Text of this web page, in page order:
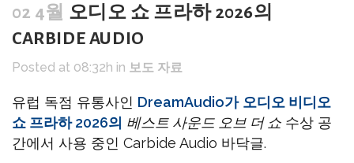
02 4월 오디오 쇼 프라하 2026의
CARBIDE AUDIO
Posted at 08:32h in 보도 자료
유럽 독점 유통사인 DreamAudio가 오디오 비디오
쇼 프라하 2026의 베스트 사운드 오브 더 쇼 수상 공
간에서 사용 중인 Carbide Audio 바닥글.